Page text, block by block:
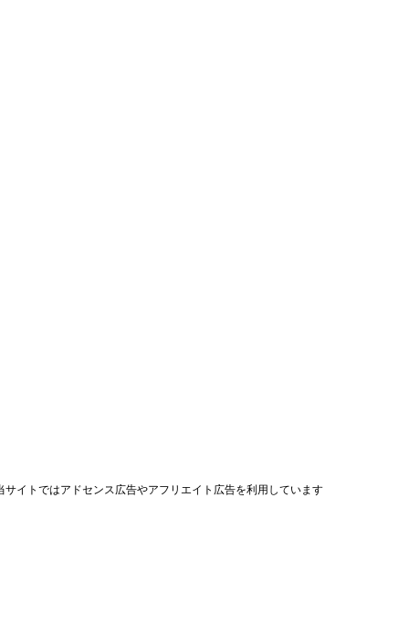
サイトではアドセンス広告やアフリエイト広告を利用しています